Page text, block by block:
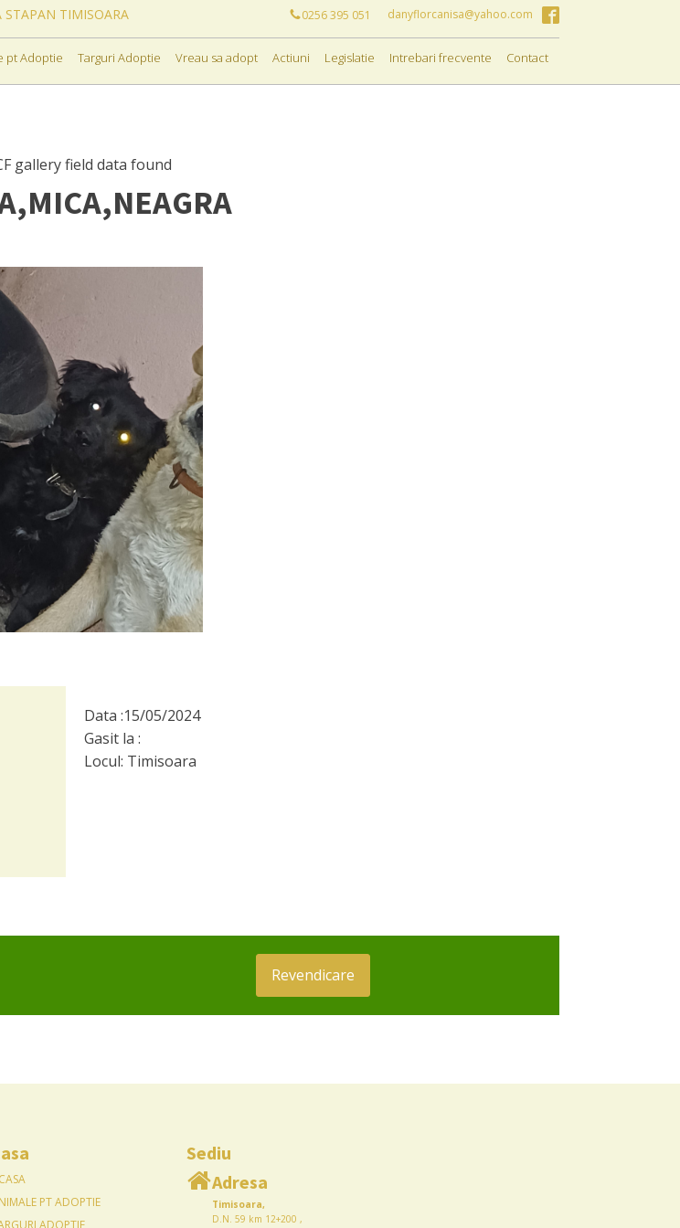
STAPAN TIMISOARA 0256 395 051 danyflorcanisa@yahoo.com
pt Adoptie Targuri Adoptie Vreau sa adopt Actiuni Legislatie Intrebari frecvente Contact
gallery field data found
Data :15/05/2024
Gasit la :
Locul: Timisoara
Revendicare
PT ADOPTIE
ADOPTIE
Sediu
Adresa
Timisoara,
D.N. 59 km 12+200 ,